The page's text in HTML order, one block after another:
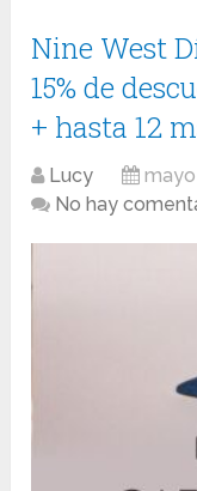
Nine West
15% de
+ hasta 12
Lucy
No hay